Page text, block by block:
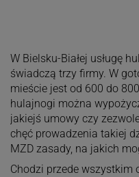
W Bielsku-Białej usługę
świadczą trzy firmy. W
mieście jest od 600 do
hulajnogi można
jakiejś umowy czy
chęć prowadzenia takiej
MZD zasady, na jakich
Chodzi przede wszystkim